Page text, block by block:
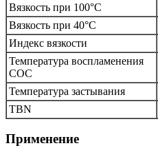
Вязкость при 100°C
Вязкость при 40°C
Индекс вязкости
Температура воспламенения
COC
Температура застывания
TBN
Применение